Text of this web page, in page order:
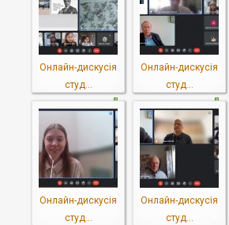
Онлайн-дискусія
студ...
Онлайн-дискусія
студ...
Онлайн-дискусія
студ...
Онлайн-дискусія
студ...